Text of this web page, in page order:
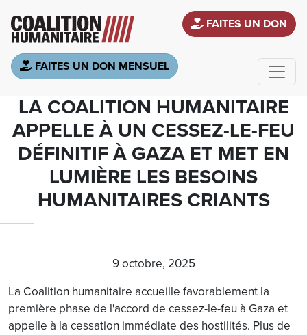
FAITES UN DON
FAITES UN DON MENSUEL
LA COALITION HUMANITAIRE
APPELLE À UN CESSEZ-LE-FEU
DÉFINITIF À GAZA ET MET EN
LUMIÈRE LES BESOINS
HUMANITAIRES CRIANTS
9 octobre, 2025
La Coalition humanitaire accueille favorablement la
première phase de l'accord de cessez-le-feu à Gaza et
appelle à la cessation immédiate des hostilités. Plus de